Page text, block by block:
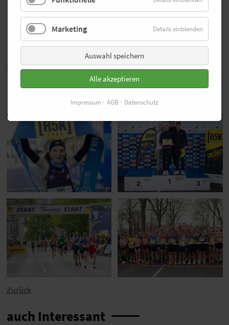
Samstag, 5. April: 5K – ADAC Marathon Hannover
Samstag. 19. April: 5K – Paderborner Osterlauf
Sonntag, 7. September: 5K – BARMER Alsterlauf Hamburg
Samstag. 20. September: 5K – BMW BERLIN-MARATHON
So lief es 2024: Impressionen von der
R5K-Tour
Zurück
auch Interessant
Marketing Details einblenden
Auswahl speichern
Alle akzeptieren
Impressum AGB Datenschutz